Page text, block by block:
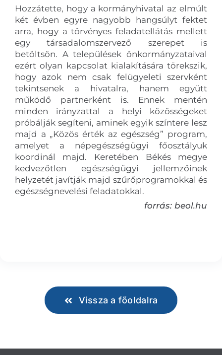
Hozzátette, hogy a kormányhivatal az elmúlt
két évben egyre nagyobb hangsúlyt fektet
arra, hogy a törvényes feladatellátás mellett
egy társadalomszervező szerepet is
betöltsön. A települések önkormányzataival
ezért olyan kapcsolat kialakítására törekszik,
hogy azok nem csak felügyeleti szervként
tekintsenek a hivatalra, hanem együtt
működő partnerként is. Ennek mentén
minden irányzattal a helyi közösségeket
próbálják segíteni, aminek egyik színtere lesz
majd a „Közös érték az egészség” program,
amelyet a népegészségügyi főosztályuk
koordinál majd. Keretében Békés megye
kedvezőtlen egészségügyi jellemzőinek
helyzetét javítják majd szűrőprogramokkal és
egészségnevelési feladatokkal.
forrás: beol.hu
Vissza a főoldalra